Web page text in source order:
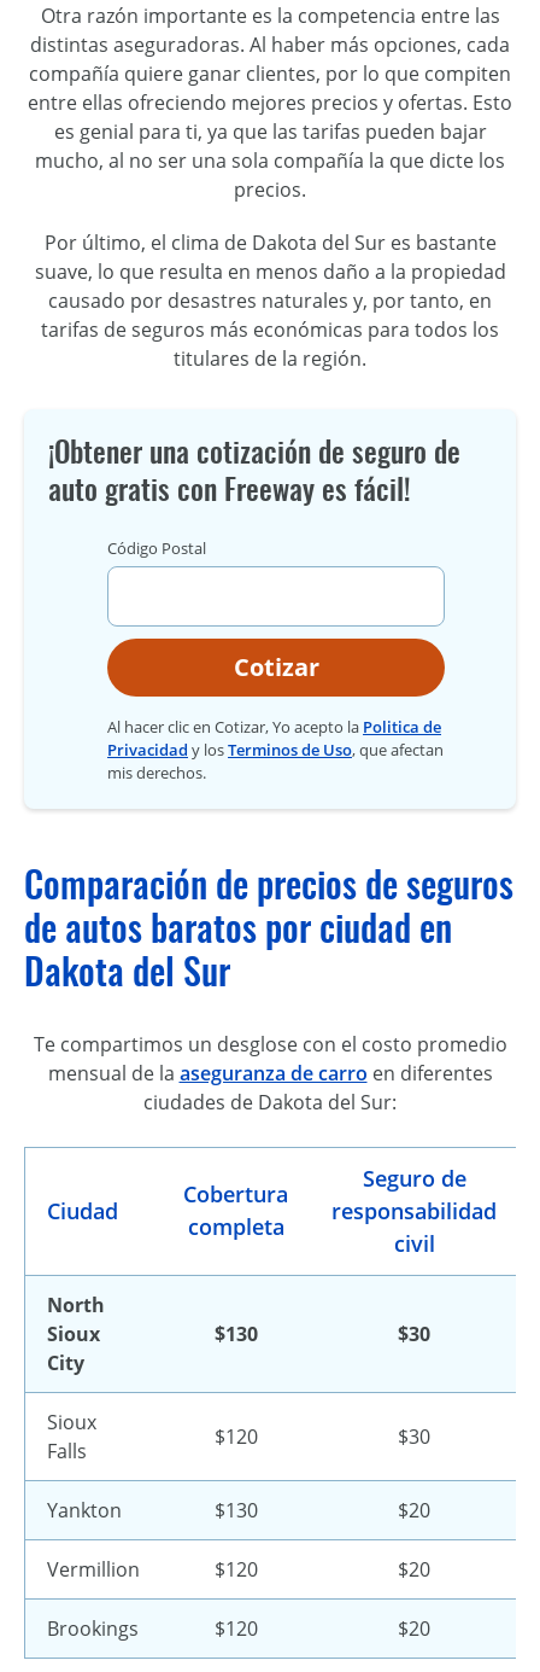
Otra razón importante es la competencia entre las
distintas aseguradoras. Al haber más opciones, cada
compañía quiere ganar clientes, por lo que compiten
entre ellas ofreciendo mejores precios y ofertas. Esto
es genial para ti, ya que las tarifas pueden bajar
mucho, al no ser una sola compañía la que dicte los
precios.
Por último, el clima de Dakota del Sur es bastante
suave, lo que resulta en menos daño a la propiedad
causado por desastres naturales y, por tanto, en
tarifas de seguros más económicas para todos los
titulares de la región.
¡Obtener una cotización de seguro de
auto gratis con Freeway es fácil!
Código Postal
Cotizar
Al hacer clic en Cotizar, Yo acepto la Politica de
Privacidad y losTerminos de Uso, que afectan
mis derechos.
Comparación de precios de seguros
de autos baratos por ciudad en
Dakota del Sur
Te compartimos un desglose con el costo promedio
mensual de la aseguranza de carro en diferentes
ciudades de Dakota del Sur:
Ciudad
Cobertura
completa
Seguro de
responsabilidad
civil
North
Sioux
City
$130 $30
Sioux
Falls
$120 $30
Yankton $130 $20
Vermillion $120 $20
Brookings $120 $20